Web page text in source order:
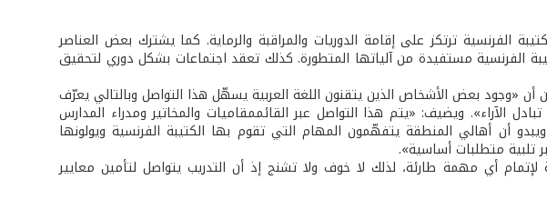
الفرنسية ترتكز على إقامة الدوريات والمراقبة والرماية. كما يشترك بعض العناصر
الفرنسية مستفيدة من آلياتها المتطورة. كذلك تعقد اجتماعات بشكل دوري لتحقيق
أن «وجود بعض الأشخاص الذين يتقنون اللغة العربية يسهّل هذا التواصل وبالتالي يعرّف
الآراء». ويضيف: «يتم هذا التواصل عبر القائممقاميات والمخاتير ومدراء المدارس
أن أهالي المنطقة يتفهّمون المهام التي تقوم بها الكتيبة الفرنسية ويولونها
تلبية متطلبات أساسية».
أي مهمة طارئة، لذلك لا خوف ولا تشنج إذ أن التدريب يتواصل لتأمين معايير